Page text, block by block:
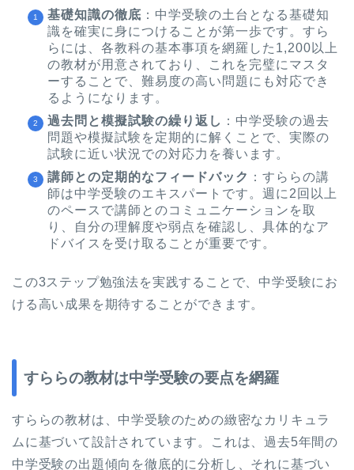
基礎知識の徹底 ：中学受験の土台となる基礎知
識を確実に身につけることが第一歩です。すら
らには、各教科の基本事項を網羅した1,200以上
の教材が用意されており、これを完璧にマスタ
ーすることで、難易度の高い問題にも対応でき
るようになります。
過去問と模擬試験の繰り返し ：中学受験の過去
問題や模擬試験を定期的に解くことで、実際の
試験に近い状況での対応力を養います。
講師との定期的なフィードバック ：すららの講
師は中学受験のエキスパートです。週に2回以上
のペースで講師とのコミュニケーションを取
り、自分の理解度や弱点を確認し、具体的なア
ドバイスを受け取ることが重要です。
この3ステップ勉強法を実践することで、中学受験にお
ける高い成果を期待することができます。
すららの教材は中学受験の要点を網羅
すららの教材は、中学受験のための緻密なカリキュラ
ムに基づいて設計されています。これは、過去5年間の
中学受験の出題傾向を徹底的に分析し、それに基づい